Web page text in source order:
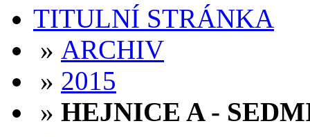
TITULNÍ STRÁNKA
» ARCHIV
» 2015
» HEJNICE A -